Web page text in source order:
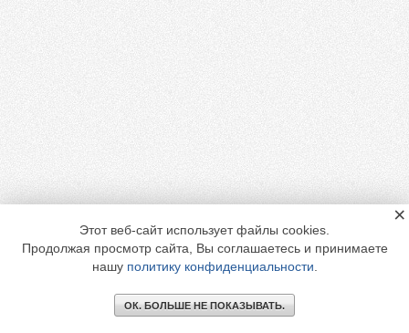
Этот веб-сайт использует файлы cookies.
Продолжая просмотр сайта, Вы соглашаетесь и принимаете
нашу политику конфиденциальности
ОК. БОЛЬШЕ НЕ ПОКАЗЫВАТЬ.
×